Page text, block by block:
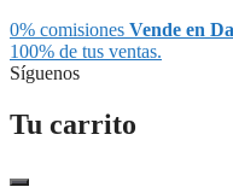
0% comisiones Vende en
100% de tus ventas.
Síguenos
Tu carrito